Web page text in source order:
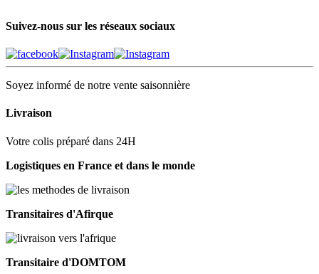
Suivez-nous sur les réseaux sociaux
Soyez informé de notre vente saisonnière
Livraison
Votre colis préparé dans 24H
Logistiques en France et dans le monde
Transitaires d'Afirque
Transitaire d'DOMTOM